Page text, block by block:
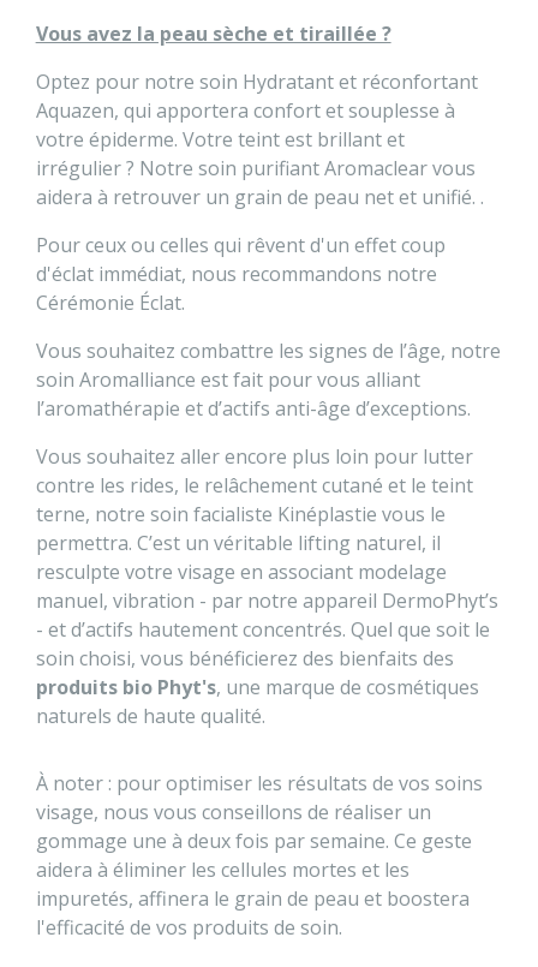
Vous avez la peau sèche et tiraillée ?
Optez pour notre soin Hydratant et réconfortant
Aquazen, qui apportera confort et souplesse à
votre épiderme. Votre teint est brillant et
irrégulier ? Notre soin purifiant Aromaclear vous
aidera à retrouver un grain de peau net et unifié. .
Pour ceux ou celles qui rêvent d'un effet coup
d'éclat immédiat, nous recommandons notre
Cérémonie Éclat.
Vous souhaitez combattre les signes de l’âge, notre
soin Aromalliance est fait pour vous alliant
l’aromathérapie et d’actifs anti-âge d’exceptions.
Vous souhaitez aller encore plus loin pour lutter
contre les rides, le relâchement cutané et le teint
terne, notre soin facialiste Kinéplastie vous le
permettra. C’est un véritable lifting naturel, il
resculpte votre visage en associant modelage
manuel, vibration - par notre appareil DermoPhyt’s
- et d’actifs hautement concentrés. Quel que soit le
soin choisi, vous bénéficierez des bienfaits des
produits bio Phyt's, une marque de cosmétiques
naturels de haute qualité.
À noter : pour optimiser les résultats de vos soins
visage, nous vous conseillons de réaliser un
gommage une à deux fois par semaine. Ce geste
aidera à éliminer les cellules mortes et les
impuretés, affinera le grain de peau et boostera
l'efficacité de vos produits de soin.